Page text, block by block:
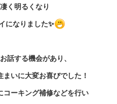
く明るくなり
になりました✨
話する機会があり、
いに大変お喜びでした！
ーキング補修などを行い